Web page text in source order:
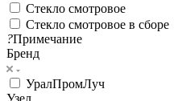
Стекло смотровое
Стекло смотровое в сборе
?Примечание
Бренд
УралПромЛуч
Узел